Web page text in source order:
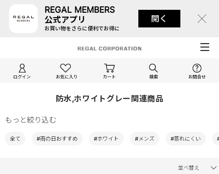
REGAL MEMBERS
公式アプリ
お買い物をさらに便利でお得に
開く
ログイン お気に入り カート 検索 お問合せ
防水,ホワイトグレー関連商品
もっと絞り込む
全て #雨の日おすすめ #ホワイト #メンズ #蒸れにくい
並べ替え